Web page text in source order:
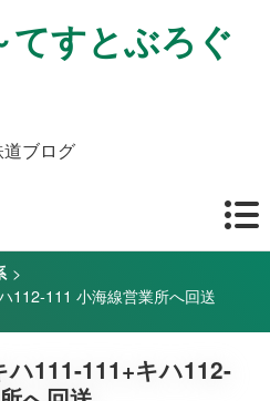
すとぶろぐ
道ブログ
>
112-111 小海線営業所へ回送
ハ111-111+キハ112-